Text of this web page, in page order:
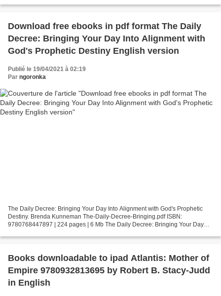
Download free ebooks in pdf format The Daily
Decree: Bringing Your Day Into Alignment with
God's Prophetic Destiny English version
Publié le 19/04/2021 à 02:19
Par ngoronka
The Daily Decree: Bringing Your Day Into Alignment with God's Prophetic
Destiny. Brenda Kunneman The-Daily-Decree-Bringing.pdf ISBN:
9780768447897 | 224 pages | 6 Mb The Daily Decree: Bringing Your Day
Books downloadable to ipad Atlantis: Mother of
Empire 9780932813695 by Robert B. Stacy-Judd
in English